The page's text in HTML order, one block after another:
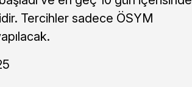
Tercihler sadece ÖSYM